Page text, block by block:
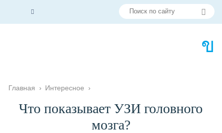
Главная › Интересное ›
Что показывает УЗИ головного
мозга?